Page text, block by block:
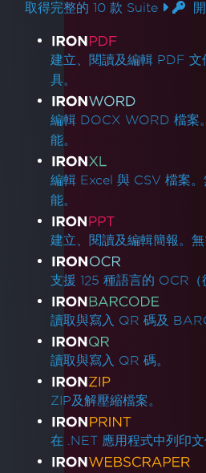
取得完整的 10 款 Suite
產品連結
建立、閱讀及編輯 PDF
具。
編輯 DOCX WORD 檔案
能。
編輯 Excel 與 CSV 檔案
能。
建立、閱讀及編輯簡報。
支援 125 種語言的 OCR（
讀取與寫入 QR 碼及
讀取與寫入 QR 碼。
ZIP及解壓縮檔案。
在 .NET 應用程式中列印文